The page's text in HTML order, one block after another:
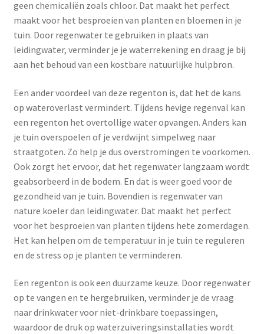
geen chemicaliën zoals chloor. Dat maakt het perfect
maakt voor het besproeien van planten en bloemen in je
tuin. Door regenwater te gebruiken in plaats van
leidingwater, verminder je je waterrekening en draag je bij
aan het behoud van een kostbare natuurlijke hulpbron.
Een ander voordeel van deze regenton is, dat het de kans
op wateroverlast vermindert. Tijdens hevige regenval kan
een regenton het overtollige water opvangen. Anders kan
je tuin overspoelen of je verdwijnt simpelweg naar
straatgoten. Zo help je dus overstromingen te voorkomen.
Ook zorgt het ervoor, dat het regenwater langzaam wordt
geabsorbeerd in de bodem. En dat is weer goed voor de
gezondheid van je tuin. Bovendien is regenwater van
nature koeler dan leidingwater. Dat maakt het perfect
voor het besproeien van planten tijdens hete zomerdagen.
Het kan helpen om de temperatuur in je tuin te reguleren
en de stress op je planten te verminderen.
Een regenton is ook een duurzame keuze. Door regenwater
op te vangen en te hergebruiken, verminder je de vraag
naar drinkwater voor niet-drinkbare toepassingen,
waardoor de druk op waterzuiveringsinstallaties wordt